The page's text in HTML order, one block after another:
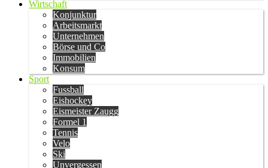
Wirtschaft
Konjunktur
Arbeitsmarkt
Unternehmen
Börse und Co
Immobilien
Konsum
Sport
Fussball
Eishockey
Eismeister Zaugg
Formel 1
Tennis
Velo
Ski
Unvergessen